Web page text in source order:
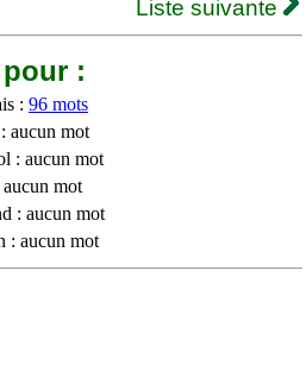
Liste suivante
:
: 96 mots
aucun mot
: aucun mot
mot
: aucun mot
: aucun mot